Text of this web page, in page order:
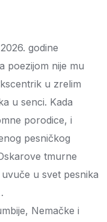
godine
poezijom nije mu
u zrelim
u senci. Kada
porodice, i
pesničkog
tmurne
u svet pesnika
Nemačke i